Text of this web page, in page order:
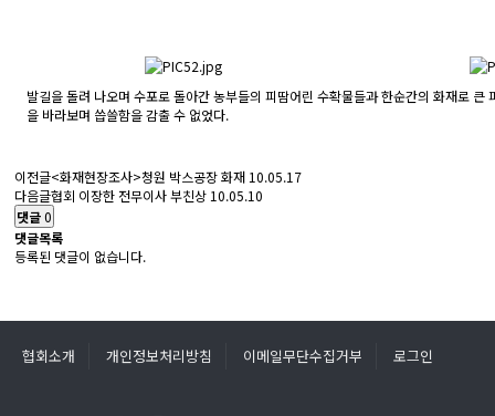
발길을 돌려 나오며 수포로 돌아간 농부들의 피땀어린 수확물들과 한순간의 화재로 큰
을 바라보며 씁쓸함을 감출 수 없었다.
이전글<화재현장조사>청원 박스공장 화재 10.05.17
다음글협회 이장한 전무이사 부친상 10.05.10
댓글0
댓글목록
등록된 댓글이 없습니다.
협회소개 개인정보처리방침 이메일무단수집거부 로그인